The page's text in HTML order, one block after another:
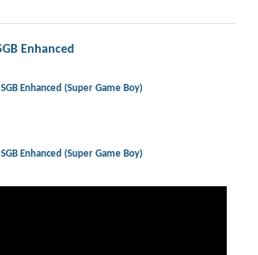
Enhanced
Enhanced (Super Game Boy)
Enhanced (Super Game Boy)